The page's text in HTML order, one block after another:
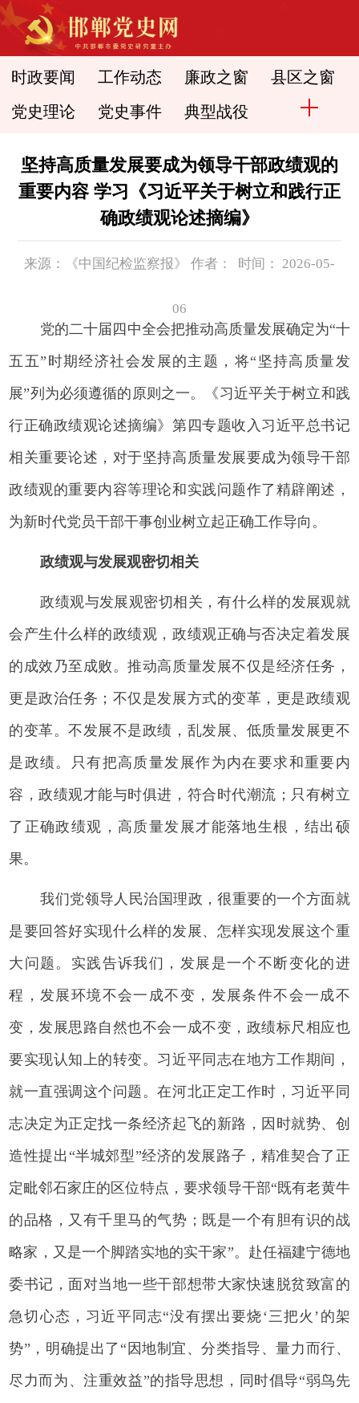
时政要闻 工作动态 廉政之窗 县区之窗
党史理论 党史事件 典型战役
坚持高质量发展要成为领导干部政绩观的
重要内容 学习《习近平关于树立和践行正
确政绩观论述摘编》
来源：《中国纪检监察报》 作者： 时间： 2026-05-
06
党的二十届四中全会把推动高质量发展确定为“十
五五”时期经济社会发展的主题，将“坚持高质量发
展”列为必须遵循的原则之一。《习近平关于树立和践
行正确政绩观论述摘编》第四专题收入习近平总书记
相关重要论述，对于坚持高质量发展要成为领导干部
政绩观的重要内容等理论和实践问题作了精辟阐述，
为新时代党员干部干事创业树立起正确工作导向。
政绩观与发展观密切相关
政绩观与发展观密切相关，有什么样的发展观就
会产生什么样的政绩观，政绩观正确与否决定着发展
的成效乃至成败。推动高质量发展不仅是经济任务，
更是政治任务；不仅是发展方式的变革，更是政绩观
的变革。不发展不是政绩，乱发展、低质量发展更不
是政绩。只有把高质量发展作为内在要求和重要内
容，政绩观才能与时俱进，符合时代潮流；只有树立
了正确政绩观，高质量发展才能落地生根，结出硕
果。
我们党领导人民治国理政，很重要的一个方面就
是要回答好实现什么样的发展、怎样实现发展这个重
大问题。实践告诉我们，发展是一个不断变化的进
程，发展环境不会一成不变，发展条件不会一成不
变，发展思路自然也不会一成不变，政绩标尺相应也
要实现认知上的转变。习近平同志在地方工作期间，
就一直强调这个问题。在河北正定工作时，习近平同
志决定为正定找一条经济起飞的新路，因时就势、创
造性提出“半城郊型”经济的发展路子，精准契合了正
定毗邻石家庄的区位特点，要求领导干部“既有老黄牛
的品格，又有千里马的气势；既是一个有胆有识的战
略家，又是一个脚踏实地的实干家”。赴任福建宁德地
委书记，面对当地一些干部想带大家快速脱贫致富的
急切心态，习近平同志“没有摆出要烧‘三把火’的架
势”，明确提出了“因地制宜、分类指导、量力而行、
尽力而为、注重效益”的指导思想，同时倡导“弱鸟先